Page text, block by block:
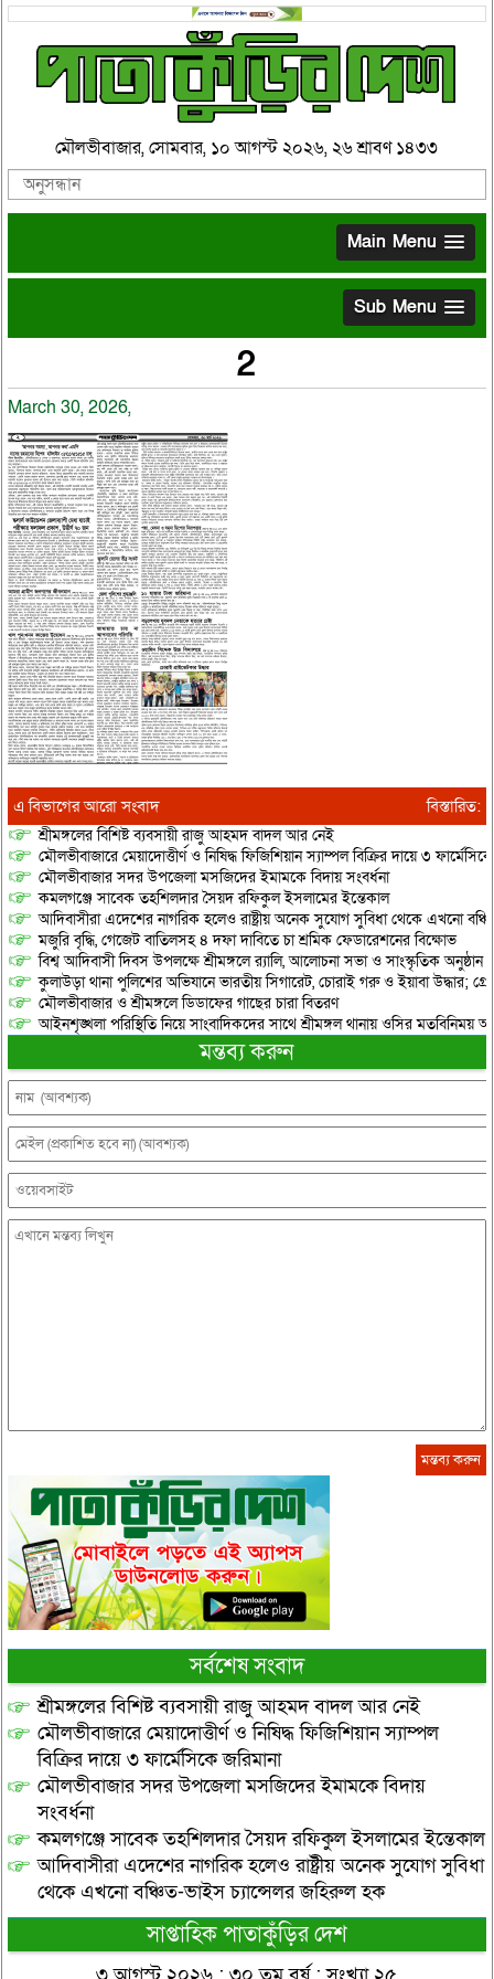
মৌলভীবাজার, সোমবার, ১০ আগস্ট ২০২৬, ২৬ শ্রাবণ ১৪৩৩
Main Menu
Sub Menu
2
March 30, 2026,
এ বিভাগের আরো সংবাদ বিস্তারিত:
শ্রীমঙ্গলের বিশিষ্ট ব্যবসায়ী রাজু আহমদ বাদল আর নেই
মৌলভীবাজারে মেয়াদোত্তীর্ণ ও নিষিদ্ধ ফিজিশিয়ান স্যাম্পল বিক্রির দায়ে ৩
মৌলভীবাজার সদর উপজেলা মসজিদের ইমামকে বিদায় সংবর্ধনা
কমলগঞ্জে সাবেক তহশিলদার সৈয়দ রফিকুল ইসলামের ইন্তেকাল
আদিবাসীরা এদেশের নাগরিক হলেও রাষ্ট্রীয় অনেক সুযোগ সুবিধা থেকে এখনো
মজুরি বৃদ্ধি, গেজেট বাতিলসহ ৪ দফা দাবিতে চা শ্রমিক ফেডারেশনের বিক্ষোভ
বিশ্ব আদিবাসী দিবস উপলক্ষে শ্রীমঙ্গলে র‌্যালি, আলোচনা সভা ও সাংস্কৃতিক অনুষ্ঠান
কুলাউড়া থানা পুলিশের অভিযানে ভারতীয় সিগারেট, চোরাই গরু ও ইয়াবা উদ্ধার;
মৌলভীবাজার ও শ্রীমঙ্গলে ডিডাফের গাছের চারা বিতরণ
আইনশৃঙ্খলা পরিস্থিতি নিয়ে সাংবাদিকদের সাথে শ্রীমঙ্গল থানায় ওসির মতবিনিময়
মন্তব্য করুন
সর্বশেষ সংবাদ
শ্রীমঙ্গলের বিশিষ্ট ব্যবসায়ী রাজু আহমদ বাদল আর নেই
মৌলভীবাজারে মেয়াদোত্তীর্ণ ও নিষিদ্ধ ফিজিশিয়ান স্যাম্পল
বিক্রির দায়ে ৩ ফার্মেসিকে জরিমানা
মৌলভীবাজার সদর উপজেলা মসজিদের ইমামকে বিদায়
সংবর্ধনা
কমলগঞ্জে সাবেক তহশিলদার সৈয়দ রফিকুল ইসলামের ইন্তেকাল
আদিবাসীরা এদেশের নাগরিক হলেও রাষ্ট্রীয় অনেক সুযোগ সুবিধা
থেকে এখনো বঞ্চিত-ভাইস চ্যান্সেলর জহিরুল হক
সাপ্তাহিক পাতাকুঁড়ির দেশ